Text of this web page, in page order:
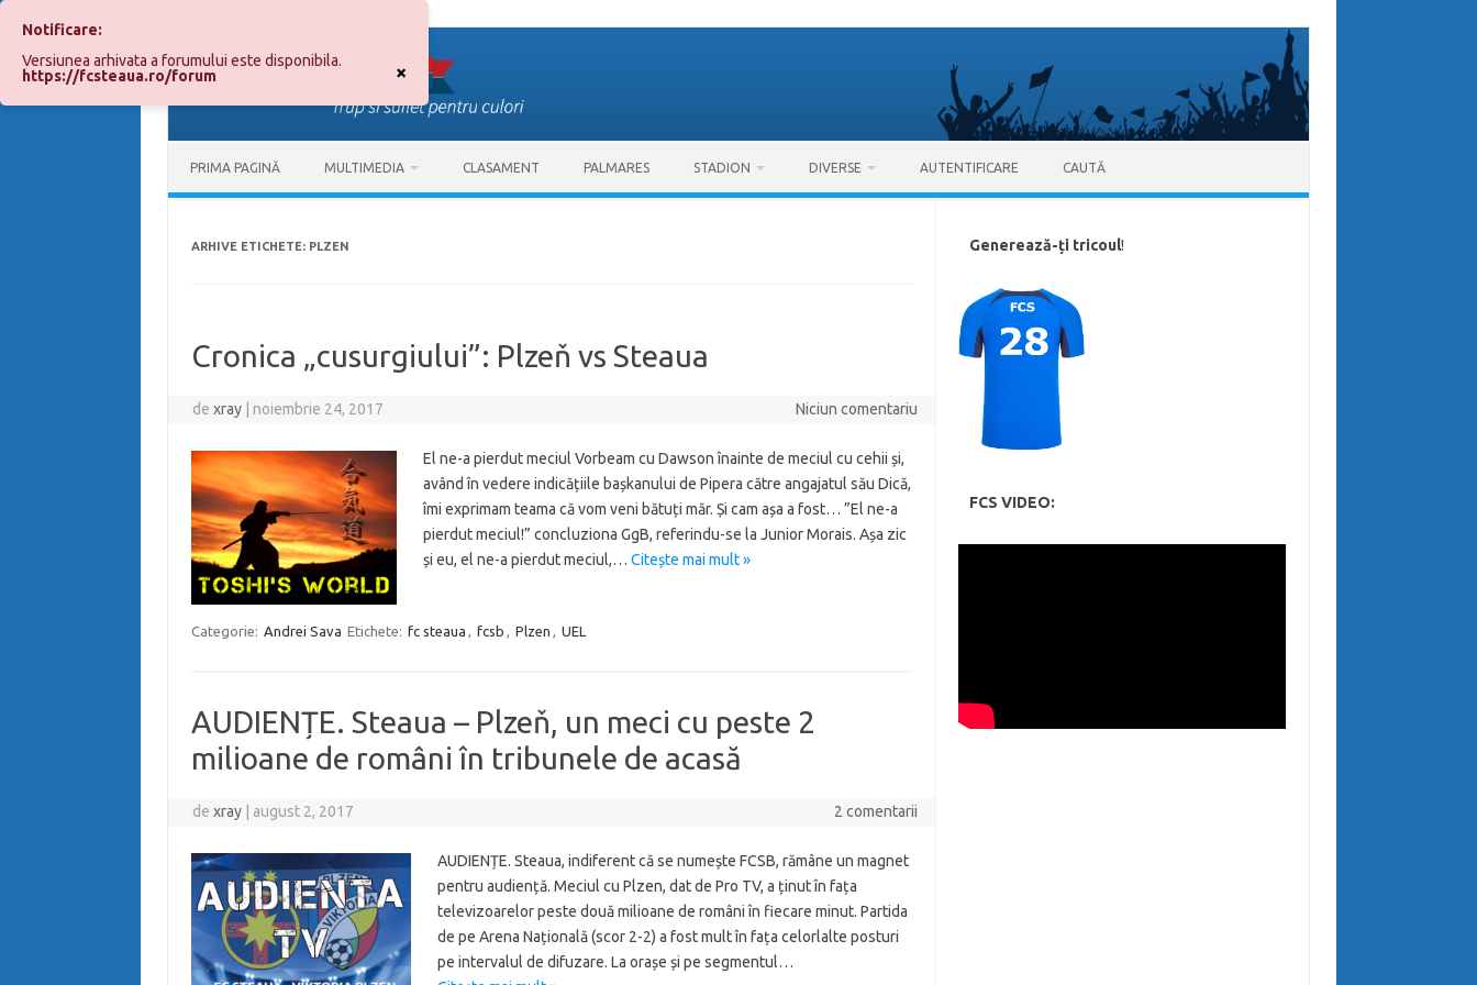
conținut
PRIMA PAGINĂ MULTIMEDIA CLASAMENT PALMARES STADION DIVERSE AUTENTIFICARE CAUTĂ
ARHIVE ETICHETE: PLZEN
Cronica „cusurgiului”: Plzeň vs Steaua
dexray noiembrie 24, 2017 Niciun comentariu
El ne-a pierdut meciul Vorbeam cu Dawson înainte de meciul cu cehii și,
având în vedere indicățiile bașkanului de Pipera către angajatul său Dică,
îmi exprimam teama că vom veni bătuți măr. Și cam așa a fost… ”El ne-a
pierdut meciul!” concluziona GgB, referindu-se la Junior Morais. Așa zic
și eu, el ne-a pierdut meciul,… Citește mai mult »
Categorie: Andrei Sava Etichete: fc steaua , fcsb , Plzen , UEL
AUDIENȚE. Steaua – Plzeň, un meci cu peste 2
milioane de români în tribunele de acasă
dexray august 2, 2017 2 comentarii
AUDIENȚE. Steaua, indiferent că se numește FCSB, rămâne un magnet
pentru audiență. Meciul cu Plzen, dat de Pro TV, a ținut în fața
televizoarelor peste două milioane de români în fiecare minut. Partida
de pe Arena Națională (scor 2-2) a fost mult în fața celorlalte posturi
pe intervalul de difuzare. La orașe și pe segmentul…
Generează-ți tricoul!
FCS VIDEO:
×
Notificare:
Versiunea arhivata a forumului este disponibila.
https://fcsteaua.ro/forum